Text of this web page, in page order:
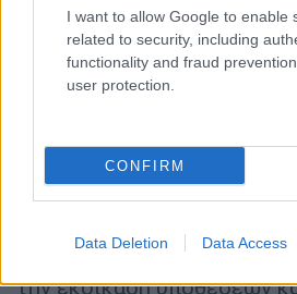
I want to allow Google to enable
related to security, including
functionality and fraud
user protection.
CONFIRM
Data Deletion Data Access
Νομικές επιπτώσεις
στα ανθρώπινα
απαγορεύεται από το
συμπεριλαμβανομένων
Γενεύης και του
του Διεθνούς Ποινικού
Ουκρανοί εισαγγελείς
την εκδίκαση υποθέσεων